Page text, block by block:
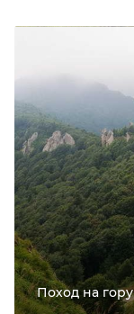
Поход на